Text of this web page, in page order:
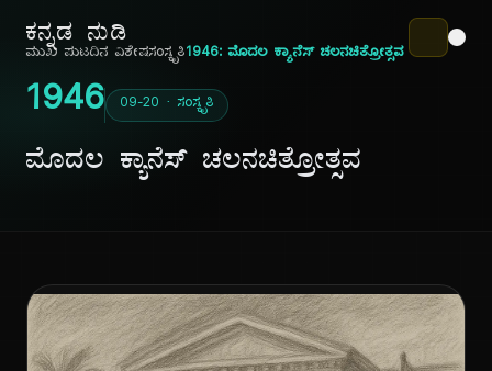
ಕನ್ನಡ ನುಡಿ
ಮುಖ ಪುಟದಿನ ವಿಶೇಷಸಂಸ್ಕೃತಿ1946: ಮೊದಲ ಕ್ಯಾನೆಸ್ ಚಲನಚಿತ್ರೋತ್ಸವ
1946 09-20 · ಸಂಸ್ಕೃತಿ
ಮೊದಲ ಕ್ಯಾನೆಸ್ ಚಲನಚಿತ್ರೋತ್ಸವ